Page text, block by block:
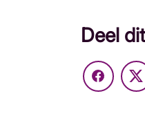
Deel